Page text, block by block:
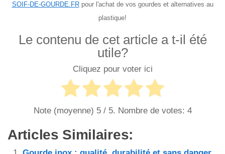
SOIF-DE-GOURDE.FRpour l'achat de vos gourdes et alternatives au
plastique!
Le contenu de cet article a t-il été
utile?
Cliquez pour voter ici
Note (moyenne) 5/ 5. Nombre de votes: 4
Articles Similaires: